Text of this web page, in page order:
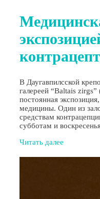
В Даугавпилсской
галереей “Baltais
постоянная
медицины. Один из
средствам
субботам и
Читать далее